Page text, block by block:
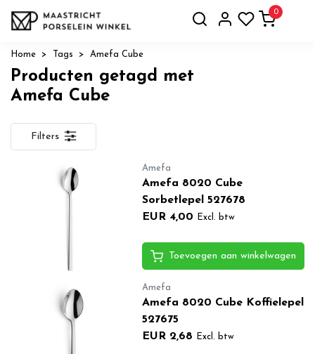
0
Home Tags Amefa Cube
Producten getagd met
Amefa Cube
Filters
Amefa
Amefa 8020 Cube
Sorbetlepel 527678
EUR 4,00
Excl. btw
Toevoegen aan winkelwagen
Amefa
Amefa 8020 Cube Koffielepel
527675
EUR 2,68
Excl. btw